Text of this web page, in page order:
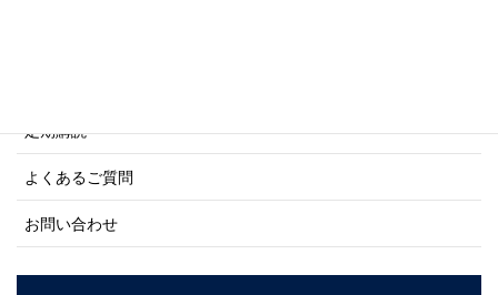
定期購読
よくあるご質問
お問い合わせ